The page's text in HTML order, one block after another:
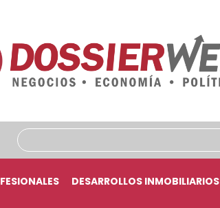
DESARROLLOS INMOBILIARIOS